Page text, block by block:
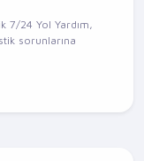
7/24 Yol Yardım,
sorunlarına